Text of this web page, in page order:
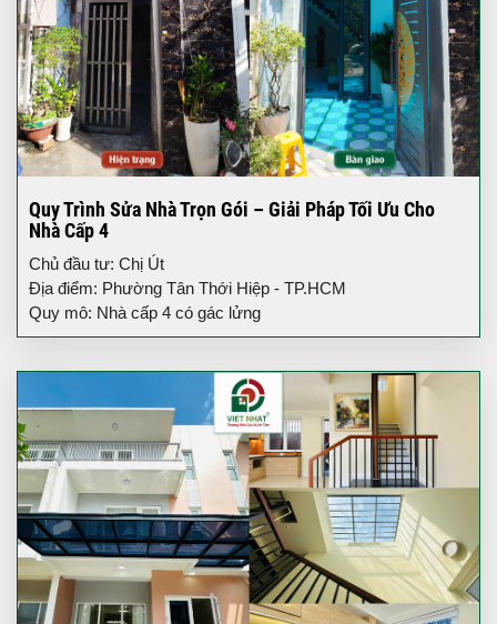
Quy Trình Sửa Nhà Trọn Gói – Giải Pháp Tối Ưu Cho
Nhà Cấp 4
Chủ đầu tư: Chị Út
Địa điểm: Phường Tân Thới Hiệp - TP.HCM
Quy mô: Nhà cấp 4 có gác lửng